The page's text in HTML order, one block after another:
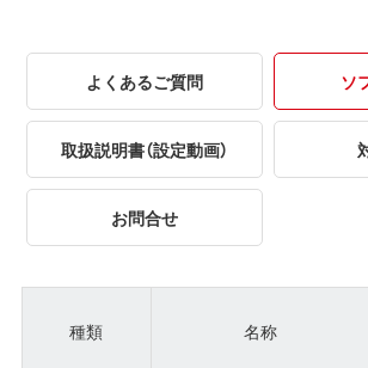
よくあるご質問 ソ
取扱説明書（設定動画）
お問合せ
種類 名称